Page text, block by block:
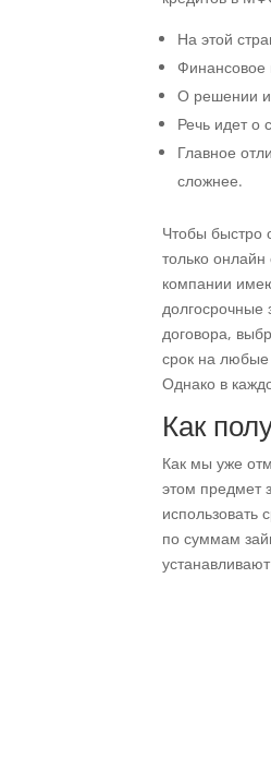
На этой
Финансовое
О решении
Речь идет о
Главное
сложнее.
Чтобы быстро
только
компании
договора,
срок на любые
Однако в
Как
Как мы уже
этом предмет
использовать
по суммам